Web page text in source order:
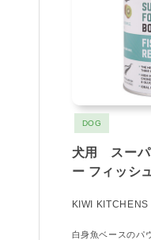
DOG
犬用 スーパ
ー フィッシ
KIWI KITCHENS
白身魚ベースのパ